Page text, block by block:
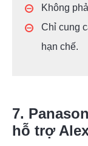
Không
Chỉ cung
hạn chế.
7.
hỗ trợ